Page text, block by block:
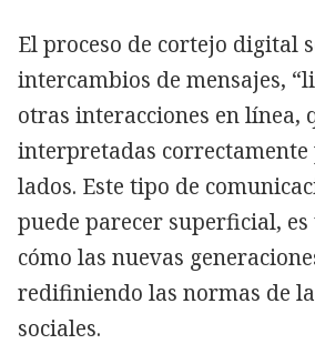
El proceso de cortejo digital
intercambios de mensajes,
otras interacciones en línea,
interpretadas correctamente
lados. Este tipo de
puede parecer superficial,
cómo las nuevas
redifiniendo las normas de
sociales.